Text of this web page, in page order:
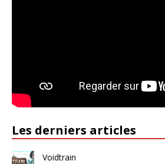
Les derniers articles
Voidtrain